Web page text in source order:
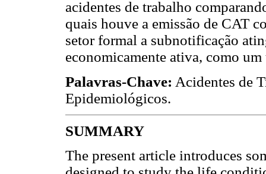
acidentes de trabalho
quais houve a emissão de CAT
setor formal a subnotificação
economicamente ativa, como
Palavras-Chave: Acidentes de
Epidemiológicos.
SUMMARY
The present article introduces